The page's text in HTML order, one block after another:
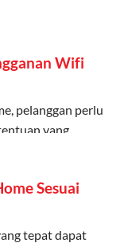
negeri.
Wifi
pelanggan perlu
yang
jenis
Sesuai
tepat dapat